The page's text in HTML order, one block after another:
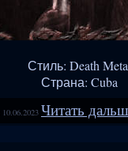
Стиль: Death
Страна: Cuba
10.06.2023 Читать